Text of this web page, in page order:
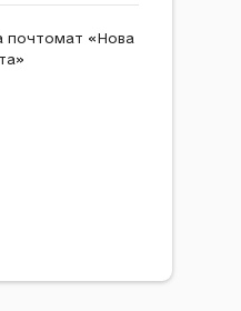
почтомат «Нова